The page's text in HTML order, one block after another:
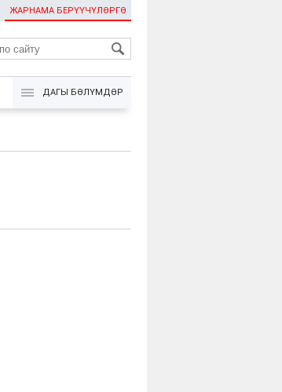
ЖАРНАМА БЕРҮҮЧҮЛӨРГӨ
RU
ДАГЫ БӨЛҮМДӨР